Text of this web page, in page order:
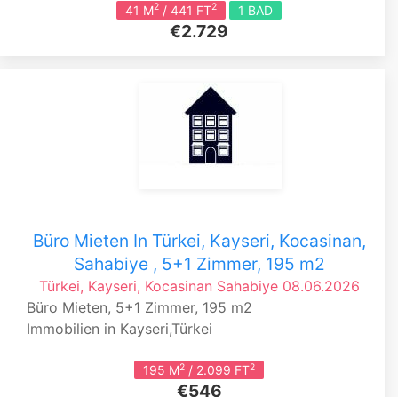
41 M2 / 441 FT2 1 BAD
€2.729
Büro Mieten In Türkei, Kayseri, Kocasinan,
Sahabiye , 5+1 Zimmer, 195 m2
Türkei, Kayseri, Kocasinan Sahabiye 08.06.2026
Büro Mieten, 5+1 Zimmer, 195 m2
Immobilien in Kayseri,Türkei
195 M2 / 2.099 FT2
€546